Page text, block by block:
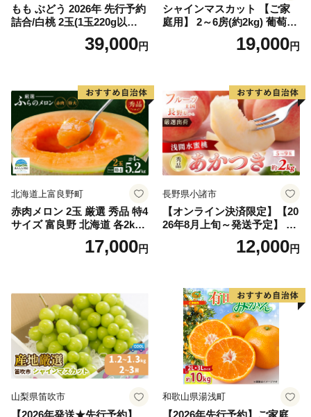
もも ぶどう 2026年 先行予約
詰合/白桃 2玉(1玉220g以
上)・シャインマスカット 晴
39,000円
シャインマスカット 【ご家
庭用】 2～6房(約2kg) 葡萄 ぶ
どう ブドウ フルーツ 果物 く
だもの 果実 旬の果物 旬のフ
19,000円
北海道上富良野町
赤肉メロン 2玉 厳選 秀品 特4
サイズ 富良野 北海道 各2kg
～2.6kg 2玉 セット ファーム
富良野 メロン めろん 果物 く
17,000円
長野県小諸市
【オンライン決済限定】【20
26年8月上旬～発送予定】 先
行予約 「浅間水蜜桃プレミ
アム」 もも あかつき 秀品 約
果肉 長野県産 小諸市
12,000円
山梨県笛吹市
【2026年発送★先行予約】
和歌山県湯浅町
【2026年先行予約】ご家庭